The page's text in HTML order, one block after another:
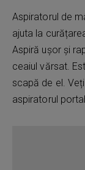
Aspiratorul de
ajuta la
Aspiră ușor și
ceaiul vărsat.
scapă de el.
aspiratorul